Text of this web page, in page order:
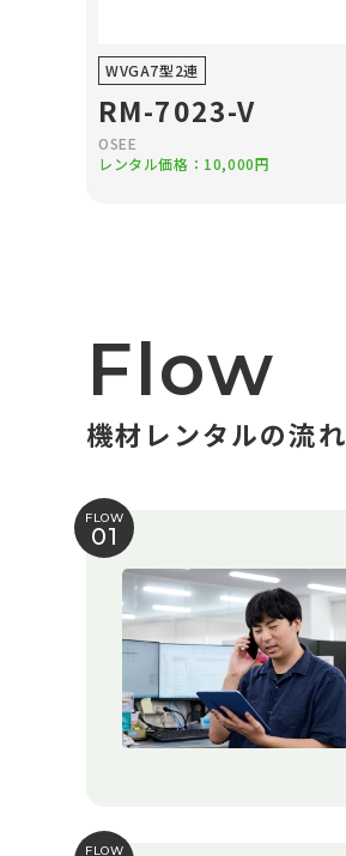
WVGA7型2連
RM-7023-V
OSEE
レンタル価格：10,000円
Flow
機材レンタルの流れ
FLOW
01
FLOW